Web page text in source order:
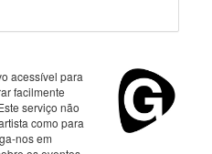
acessível para
facilmente
serviço não
como para
nos em